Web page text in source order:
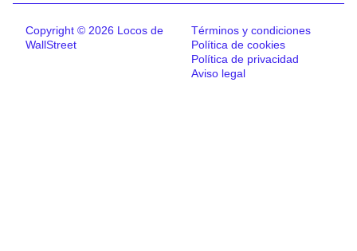
Copyright © 2026 Locos de
WallStreet
Términos y condiciones
Política de cookies
Política de privacidad
Aviso legal